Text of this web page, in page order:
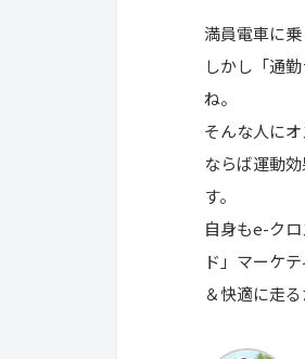
満員電車に
しかし「通
ね。
そんな人に
ならば運動
す。
自身もe-ク
ド」マーケ
＆快適に走